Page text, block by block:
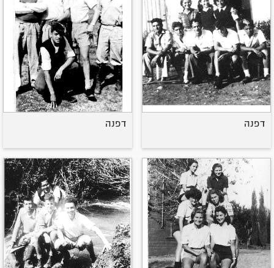
דפנה דפנה